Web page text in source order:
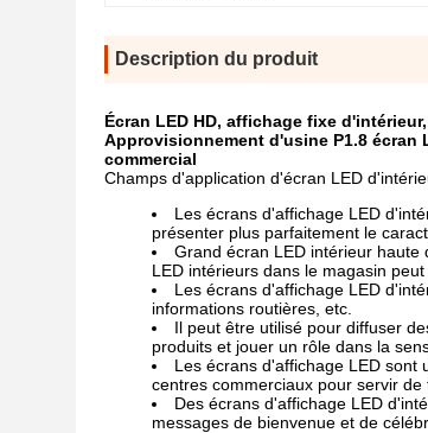
Description du produit
Écran LED HD, affichage fixe
Approvisionnement d'usine P1.8 écran
commercial
Champs d'application d'écran LED
Les écrans d'affichage LED
présenter plus parfaitement le
Grand écran LED intérieur
LED intérieurs dans le magasin peut
Les écrans d'affichage LED
informations routières, etc.
Il peut être utilisé pour diffuser
produits et jouer un rôle dans la
Les écrans d'affichage LED sont
centres commerciaux pour servir
Des écrans d'affichage LED
messages de bienvenue et de